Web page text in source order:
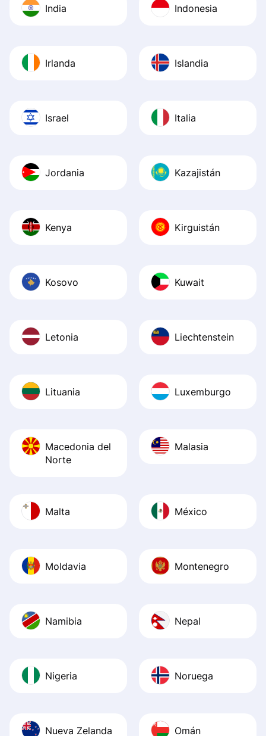
India Indonesia
Irlanda Islandia
Israel Italia
Jordania Kazajistán
Kenya Kirguistán
Kosovo Kuwait
Letonia Liechtenstein
Lituania Luxemburgo
Macedonia del
Norte
Malasia
Malta México
Moldavia Montenegro
Namibia Nepal
Nigeria Noruega
Nueva Zelanda Omán